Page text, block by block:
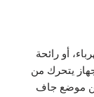
أو رائحة
يتحرك من
موضع جاف